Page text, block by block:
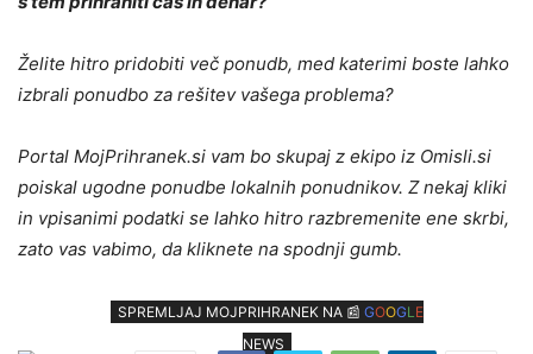
Želite hitro pridobiti več ponudb, med katerimi boste lahko
izbrali ponudbo za rešitev vašega problema?
Portal MojPrihranek.si vam bo skupaj z ekipo iz Omisli.si
poiskal ugodne ponudbe lokalnih ponudnikov. Z nekaj kliki
in vpisanimi podatki se lahko hitro razbremenite ene skrbi,
zato vas vabimo, da kliknete na spodnji gumb.
SPREMLJAJ MOJPRIHRANEK NA 📰 GOOGL E
NEWS